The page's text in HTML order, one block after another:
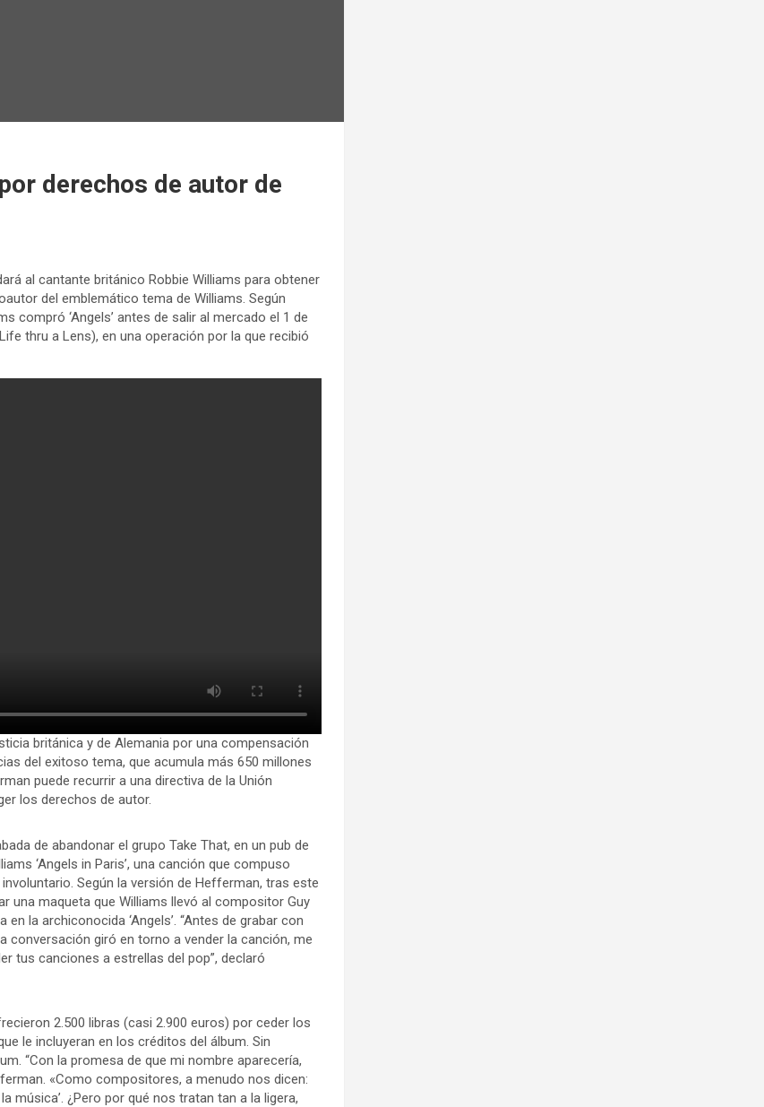
derechos de autor de
al cantante británico Robbie Williams para obtener
del emblemático tema de Williams. Según
compró ‘Angels’ antes de salir al mercado el 1 de
thru a Lens), en una operación por la que recibió
británica y de Alemania por una compensación
del exitoso tema, que acumula más 650 millones
puede recurrir a una directiva de la Unión
los derechos de autor.
de abandonar el grupo Take That, en un pub de
‘Angels in Paris’, una canción que compuso
Según la versión de Hefferman, tras este
una maqueta que Williams llevó al compositor Guy
la archiconocida ‘Angels’. “Antes de grabar con
conversación giró en torno a vender la canción, me
tus canciones a estrellas del pop”, declaró
2.500 libras (casi 2.900 euros) por ceder los
le incluyeran en los créditos del álbum. Sin
“Con la promesa de que mi nombre aparecería,
«Como compositores, a menudo nos dicen:
música’. ¿Pero por qué nos tratan tan a la ligera,